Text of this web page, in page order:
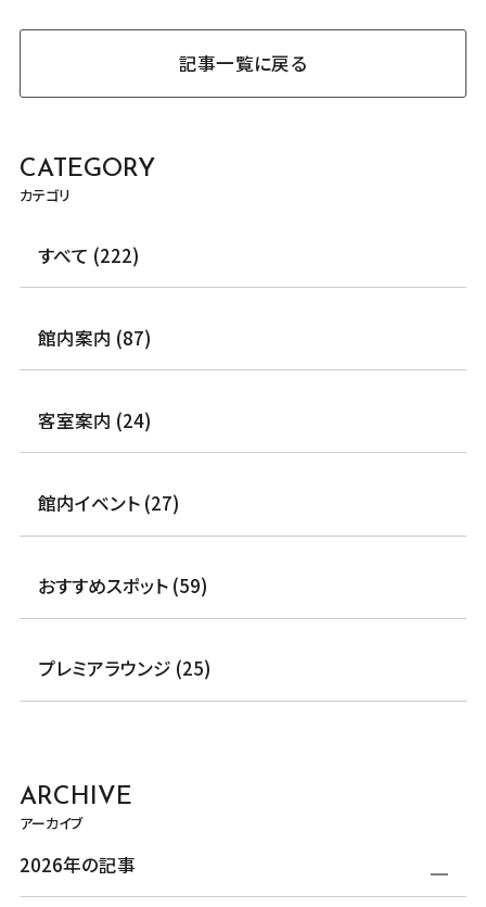
記事一覧に戻る
CATEGORY
カテゴリ
すべて (222)
館内案内 (87)
客室案内 (24)
館内イベント (27)
おすすめスポット (59)
プレミアラウンジ (25)
ARCHIVE
アーカイブ
2026年の記事